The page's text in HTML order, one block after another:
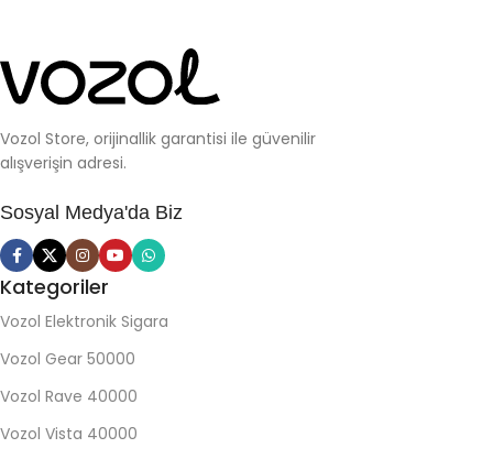
Vozol Store, orijinallik garantisi ile güvenilir
alışverişin adresi.
Sosyal Medya'da Biz
Kategoriler
Vozol Elektronik Sigara
Vozol Gear 50000
Vozol Rave 40000
Vozol Vista 40000